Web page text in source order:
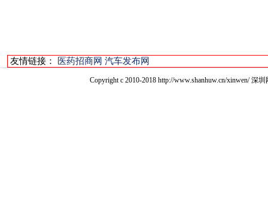
友情链接： 医药招商网 汽车发布网
Copyright c 2010-2018 http://www.shanhuw.cn/xinwen/